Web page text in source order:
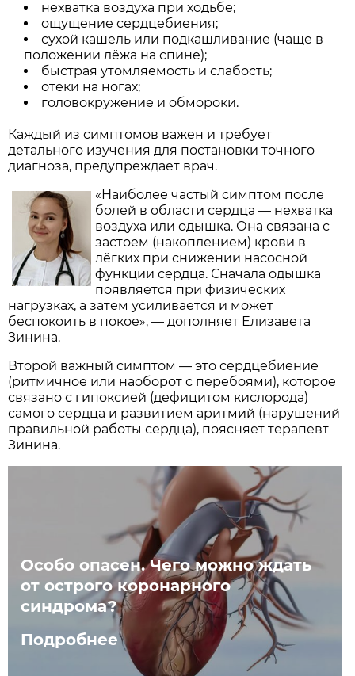
нехватка воздуха при ходьбе;
ощущение сердцебиения;
сухой кашель или подкашливание (чаще в
положении лёжа на спине);
быстрая утомляемость и слабость;
отеки на ногах;
головокружение и обмороки.
Каждый из симптомов важен и требует
детального изучения для постановки точного
диагноза, предупреждает врач.
«Наиболее частый симптом после
болей в области сердца — нехватка
воздуха или одышка. Она связана с
застоем (накоплением) крови в
лёгких при снижении насосной
функции сердца. Сначала одышка
появляется при физических
нагрузках, а затем усиливается и может
беспокоить в покое», — дополняет Елизавета
Зинина.
Второй важный симптом — это сердцебиение
(ритмичное или наоборот с перебоями), которое
связано с гипоксией (дефицитом кислорода)
самого сердца и развитием аритмий (нарушений
правильной работы сердца), поясняет терапевт
Зинина.
Особо опасен. Чего можно ждать
от острого коронарного
синдрома?
Подробнее